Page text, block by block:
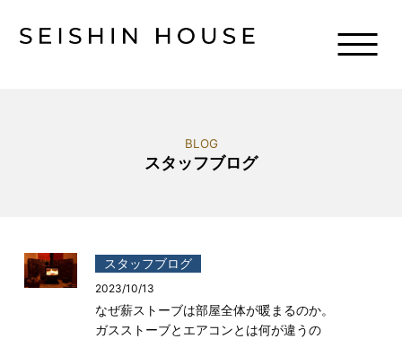
BLOG
スタッフブログ
スタッフブログ
2023/10/13
なぜ薪ストーブは部屋全体が暖まるのか。
ガスストーブとエアコンとは何が違うの